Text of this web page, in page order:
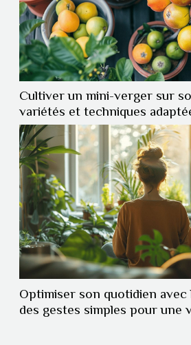
Cultiver un mini-verger sur
variétés et techniques
Optimiser son quotidien
des gestes simples pour une